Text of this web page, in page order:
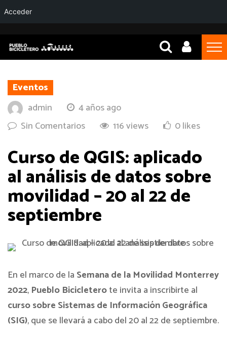
Eventos
admin
4 años ago
Sin Comentarios
116 views 0 likes
Curso de QGIS: aplicado
al análisis de datos sobre
movilidad – 20 al 22 de
septiembre
En el marco de la Semana de la Movilidad Monterrey
2022, Pueblo Bicicleterote invita a inscribirte al
curso sobre Sistemas de Información Geográfica
(SIG), que se llevará a cabo del 20 al 22 de septiembre.
Acceder